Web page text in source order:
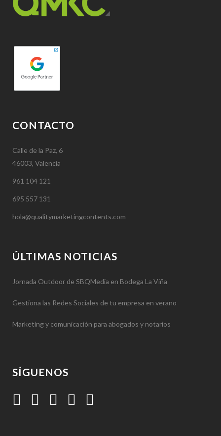
CONTACTO
Calle de la Paz, 6
46003, Valencia
961 104 121
695 557 131
hola@qualitymarketingcontents.com
ÚLTIMAS NOTICIAS
Jornada Outdoor de SBQMedia en Bodega La Viña
Gestiona las Redes Sociales de tu empresa en verano
Marketing y comunicación para abogados y notarios
SÍGUENOS